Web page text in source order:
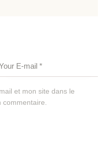
et mon site dans le
commentaire.